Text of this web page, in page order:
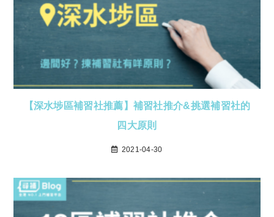
【深水埗區補習社推薦】補習社推介&挑選補習社的
四大原則
2021-04-30